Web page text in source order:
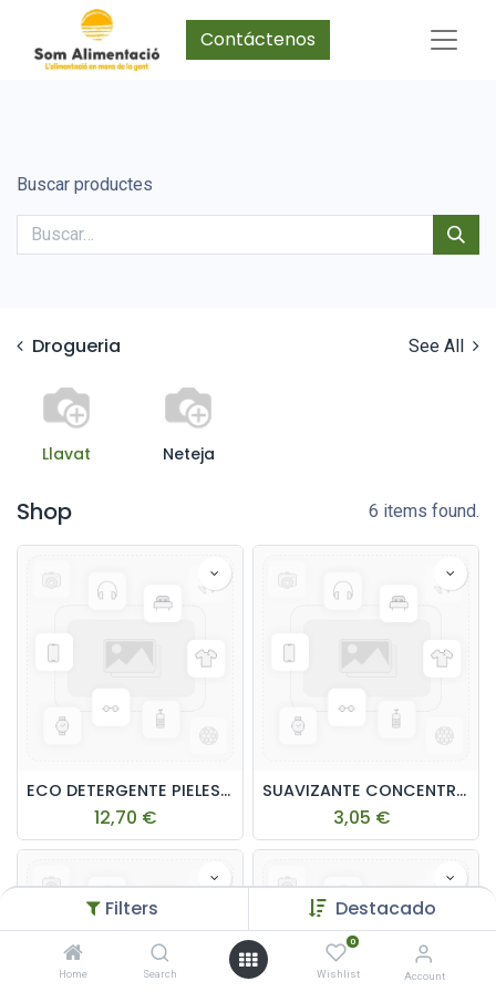
Filters Destacado
Home Search
0
Wishlist Account
Contáctenos
Buscar productes
Drogueria See All
Llavat Neteja
Shop 6 items found.
ECO DETERGENTE PIELES SENSIBLE 2L
12,70 €
SUAVIZANTE CONCENTRADO 750ML
3,05 €